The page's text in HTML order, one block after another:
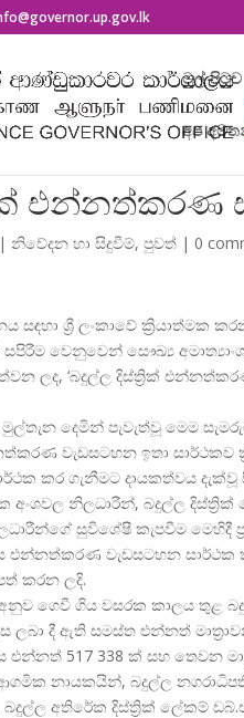
මුල් පිටුව
අප
එන්නත්කරණ
|නිවේදන හා සිදුවීම්,පුවත් | 0
සඳහා ශ් රී ලංකාවේ ක්රියාත්මක
සපිරීම වෙනුවෙන් සෞඛ් ය අමාත්
ලද, ‘බදුල්ල දිස්ත්රික්
දෙමින් පැවැත්වූ මෙම
වැඩසටහන ඉතා සාර්ථකව
කර ගැනීමට දායකත්වය
අංශවල නිලධාරීන්, බදුල්ල දිස්ත්
සුවිශේෂී කැපවීම මෙහිදී
එන්නත්කරණ වැඩසටහන සාර්ථක
කරන ලදි.
අනුව ගෙවී ගිය වසරක කාලය තුළ
ලබා දී ඇති සමස්ත එන්නත් මාත්
එන්නත් 517 338 ක් සහ තෙවන
නායකයින්, බදුල්ල
බදුල්ල අතිරේක දිස්ත්රික් ලේකම්